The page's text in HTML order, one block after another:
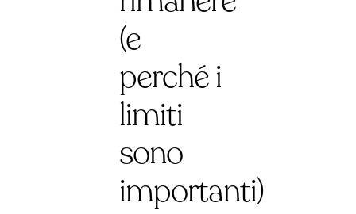
(e
perché i
limiti
sono
importanti)